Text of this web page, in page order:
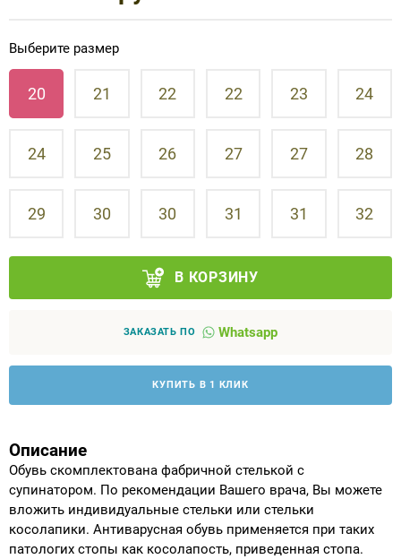
Выберите размер
20 21 22 22 23 24
24 25 26 27 27 28
29 30 30 31 31 32
В КОРЗИНУ
ЗАКАЗАТЬ ПО Whatsapp
КУПИТЬ В 1 КЛИК
Описание
Обувь скомплектована фабричной стелькой с
супинатором. По рекомендации Вашего врача, Вы можете
вложить индивидуальные стельки или стельки
косолапики. Антиварусная обувь применяется при таких
патологих стопы как косолапость, приведенная стопа.
инвалидов
Противопролежневые матрасы, подушки
для ЛФК
Одежда ортопедическая (адаптивная) для
Индивидуальное изготовление